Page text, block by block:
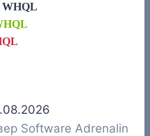
WHQL
Software Adrenalin